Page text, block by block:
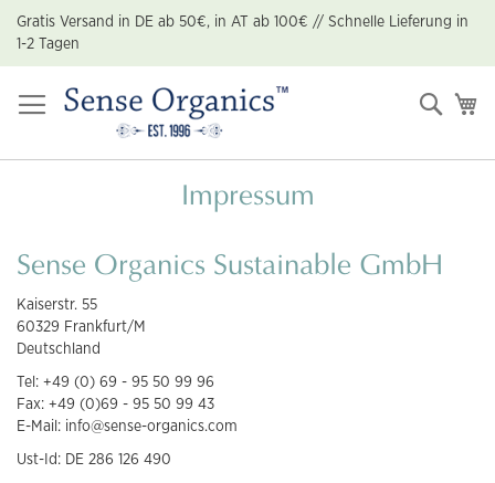
Zum
Inhalt
springen
Gratis Versand in DE ab 50€, in AT ab 100€ // Schnelle Lieferung in
1-2 Tagen
Suche
Impressum
Sense Organics Sustainable GmbH
Kaiserstr. 55
60329 Frankfurt/M
Deutschland
Tel: +49 (0) 69 - 95 50 99 96
Fax: +49 (0)69 - 95 50 99 43
E-Mail: info@sense-organics.com
Ust-Id: DE 286 126 490